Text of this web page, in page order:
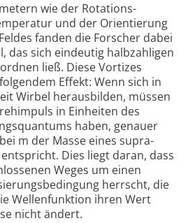
wie der Rotations­
und der Orien­tierung
fanden die Forscher dabei
das sich eindeutig halb­zahligen
ließ. Diese Vortizes
Effekt: Wenn sich in
Wirbel heraus­bilden, müssen
in Einheiten des
haben, genauer
m der Masse eines supra­
Dies liegt daran, dass
Weges um einen
herrscht, die
Wellen­funktion ihren Wert
nicht ändert.